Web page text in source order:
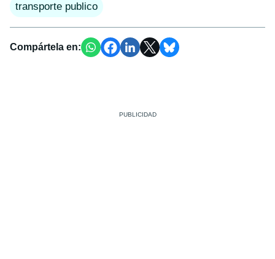
transporte publico
Compártela en: